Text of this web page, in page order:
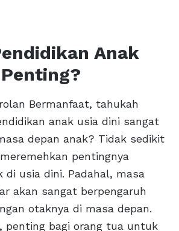
Anak
Bermanfaat, tahukah
anak usia dini sangat
depan anak? Tidak sedikit
pentingnya
di usia dini. Padahal, masa
akan sangat berpengaruh
otaknya di masa depan.
penting bagi orang tua untuk